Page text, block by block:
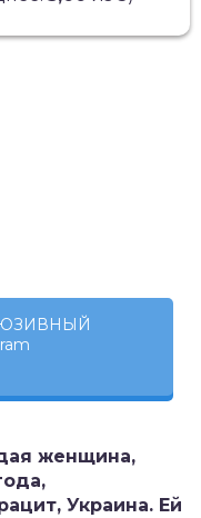
женщина,
Украина. Ей